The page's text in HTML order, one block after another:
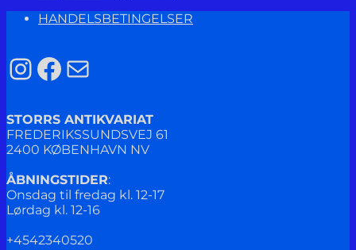
HANDELSBETINGELSER
Instagram
Facebook
Mail
STORRS ANTIKVARIAT
FREDERIKSSUNDSVEJ 61
2400 KØBENHAVN NV
ÅBNINGSTIDER:
Onsdag til fredag kl. 12-17
Lørdag kl. 12-16
+4542340520